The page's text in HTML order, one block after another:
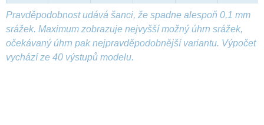
Pravděpodobnost udává šanci, že spadne alespoň 0,1 mm
srážek. Maximum zobrazuje nejvyšší možný úhrn srážek,
očekávaný úhrn pak nejpravděpodobnější variantu. Výpočet
vychází ze 40 výstupů modelu.